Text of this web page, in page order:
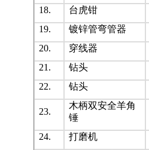
18.
台虎钳
19.
镀锌管弯管器
20.
穿线器
21.
钻头
22.
钻头
23.
木柄双安全羊角
锤
24.
打磨机